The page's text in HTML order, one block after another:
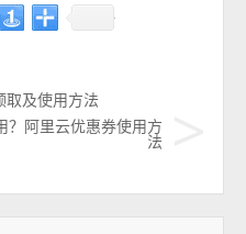
取及使用方法
？阿里云优惠券使用方
法